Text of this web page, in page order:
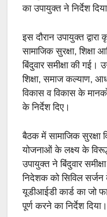
का उपायुक्त ने निर्देश
इस दौरान उपायुक्त
सामाजिक सुरक्षा, शिक्षा
बिंदुवार समीक्षा की
शिक्षा, समाज कल्याण,
विकास व विकास के
के निर्देश दिए।
बैठक में सामाजिक सुरक्षा
योजनाओं के लक्ष्य के
उपायुक्त ने बिंदुवार
निदेशक को सिविल
यूडीआईडी कार्ड का जो
पूर्ण करने का निर्देश दिया।